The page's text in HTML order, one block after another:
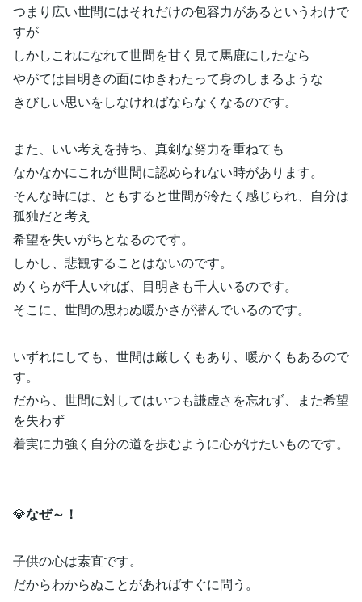
つまり広い世間にはそれだけの包容力があるというわけで
すが
しかしこれになれて世間を甘く見て馬鹿にしたなら
やがては目明きの面にゆきわたって身のしまるような
きびしい思いをしなければならなくなるのです。
また、いい考えを持ち、真剣な努力を重ねても
なかなかにこれが世間に認められない時があります。
そんな時には、ともすると世間が冷たく感じられ、自分は
孤独だと考え
希望を失いがちとなるのです。
しかし、悲観することはないのです。
めくらが千人いれば、目明きも千人いるのです。
そこに、世間の思わぬ暖かさが潜んでいるのです。
いずれにしても、世間は厳しくもあり、暖かくもあるので
す。
だから、世間に対してはいつも謙虚さを忘れず、また希望
を失わず
着実に力強く自分の道を歩むように心がけたいものです。
💎なぜ～！
子供の心は素直です。
だからわからぬことがあればすぐに問う。